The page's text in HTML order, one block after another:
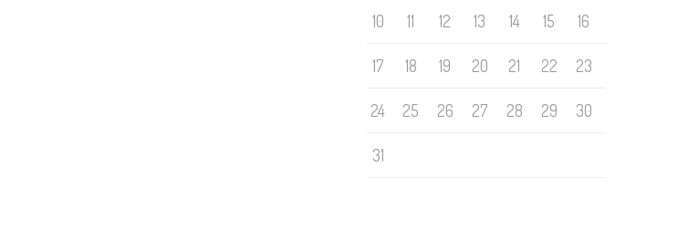
10 11 12 13 14 15 16
17 18 19 20 21 22 23
24 25 26 27 28 29 30
31